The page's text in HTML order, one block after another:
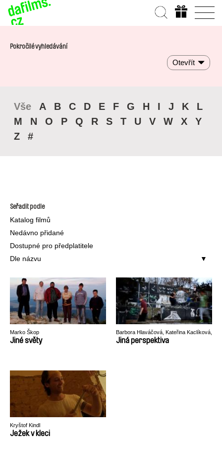
Pokročilé vyhledávání
Otevřít
Vše A B C D E F G H I J K
L
M
N O P Q R S T U V W X
Y
Z
#
Seřadit podle
Katalog filmů
Nedávno přidané
Dostupné pro předplatitele
Dle názvu
Marko Škop
Jiné světy
Barbora Hlaváčová, Kateřina Kaclíková,
Tadeáš Polák, Tereza Reichová
Jiná perspektiva
Kryštof Kindl
Ježek v kleci